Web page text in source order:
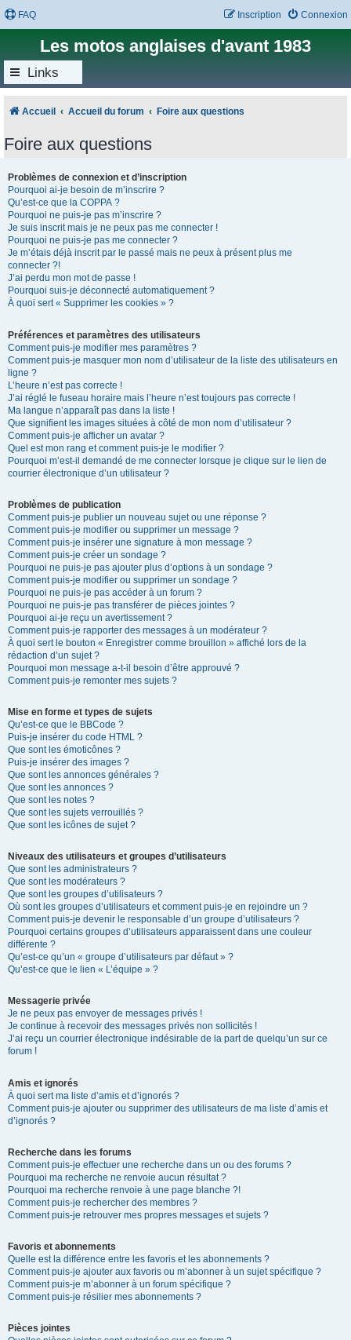
FAQ Connexion
Inscription
Les motos anglaises d'avant 1983
Links
Accueil Accueil du forum Foire aux questions
Foire aux questions
Problèmes de connexion et d’inscription
Pourquoi ai-je besoin de m’inscrire ?
Qu’est-ce que la COPPA ?
Pourquoi ne puis-je pas m’inscrire ?
Je suis inscrit mais je ne peux pas me connecter !
Pourquoi ne puis-je pas me connecter ?
Je m’étais déjà inscrit par le passé mais ne peux à présent plus me
connecter ?!
J’ai perdu mon mot de passe !
Pourquoi suis-je déconnecté automatiquement ?
À quoi sert « Supprimer les cookies » ?
Préférences et paramètres des utilisateurs
Comment puis-je modifier mes paramètres ?
Comment puis-je masquer mon nom d’utilisateur de la liste des utilisateurs en
ligne ?
L’heure n’est pas correcte !
J’ai réglé le fuseau horaire mais l’heure n’est toujours pas correcte !
Ma langue n’apparaît pas dans la liste !
Que signifient les images situées à côté de mon nom d’utilisateur ?
Comment puis-je afficher un avatar ?
Quel est mon rang et comment puis-je le modifier ?
Pourquoi m’est-il demandé de me connecter lorsque je clique sur le lien de
courrier électronique d’un utilisateur ?
Problèmes de publication
Comment puis-je publier un nouveau sujet ou une réponse ?
Comment puis-je modifier ou supprimer un message ?
Comment puis-je insérer une signature à mon message ?
Comment puis-je créer un sondage ?
Pourquoi ne puis-je pas ajouter plus d’options à un sondage ?
Comment puis-je modifier ou supprimer un sondage ?
Pourquoi ne puis-je pas accéder à un forum ?
Pourquoi ne puis-je pas transférer de pièces jointes ?
Pourquoi ai-je reçu un avertissement ?
Comment puis-je rapporter des messages à un modérateur ?
À quoi sert le bouton « Enregistrer comme brouillon » affiché lors de la
rédaction d’un sujet ?
Pourquoi mon message a-t-il besoin d’être approuvé ?
Comment puis-je remonter mes sujets ?
Mise en forme et types de sujets
Qu’est-ce que le BBCode ?
Puis-je insérer du code HTML ?
Que sont les émoticônes ?
Puis-je insérer des images ?
Que sont les annonces générales ?
Que sont les annonces ?
Que sont les notes ?
Que sont les sujets verrouillés ?
Que sont les icônes de sujet ?
Niveaux des utilisateurs et groupes d’utilisateurs
Que sont les administrateurs ?
Que sont les modérateurs ?
Que sont les groupes d’utilisateurs ?
Où sont les groupes d’utilisateurs et comment puis-je en rejoindre un ?
Comment puis-je devenir le responsable d’un groupe d’utilisateurs ?
Pourquoi certains groupes d’utilisateurs apparaissent dans une couleur
différente ?
Qu’est-ce qu’un « groupe d’utilisateurs par défaut » ?
Qu’est-ce que le lien « L’équipe » ?
Messagerie privée
Je ne peux pas envoyer de messages privés !
Je continue à recevoir des messages privés non sollicités !
J’ai reçu un courrier électronique indésirable de la part de quelqu’un sur ce
forum !
Amis et ignorés
À quoi sert ma liste d’amis et d’ignorés ?
Comment puis-je ajouter ou supprimer des utilisateurs de ma liste d’amis et
d’ignorés ?
Recherche dans les forums
Comment puis-je effectuer une recherche dans un ou des forums ?
Pourquoi ma recherche ne renvoie aucun résultat ?
Pourquoi ma recherche renvoie à une page blanche ?!
Comment puis-je rechercher des membres ?
Comment puis-je retrouver mes propres messages et sujets ?
Favoris et abonnements
Quelle est la différence entre les favoris et les abonnements ?
Comment puis-je ajouter aux favoris ou m’abonner à un sujet spécifique ?
Comment puis-je m’abonner à un forum spécifique ?
Comment puis-je résilier mes abonnements ?
Pièces jointes